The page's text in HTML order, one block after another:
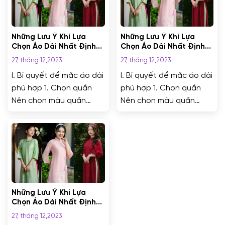
mới lạ nhưng hợp đến
không tưởng nhưng
hãy...
mới lạ nhưng hợp đến
không tưởng nhưng
hãy...
Những Lưu Ý Khi Lựa
Chọn Áo Dài Nhất Định
Bạn Phải Biết
27, tháng 12,2023
I. Bí quyết để mặc áo dài
phù hợp 1. Chọn quần
Nên chọn màu quần
kết hợp đúng. Tuy nhiên,
nếu bạn muốn thêm
phần độc đáo thì nên
lựa chọn một chiếc quần
khác màu. Sự kết hợp
mới lạ nhưng hợp đến
không tưởng nhưng hãy…
Những Lưu Ý Khi Lựa
Chọn Áo Dài Nhất Định
Bạn Phải Biết
27, tháng 12,2023
I. Bí quyết để mặc áo dài
phù hợp 1. Chọn quần
Nên chọn màu quần
Những Lưu Ý Khi Lựa
Chọn Áo Dài Nhất Định
Bạn Phải Biết
27, tháng 12,2023